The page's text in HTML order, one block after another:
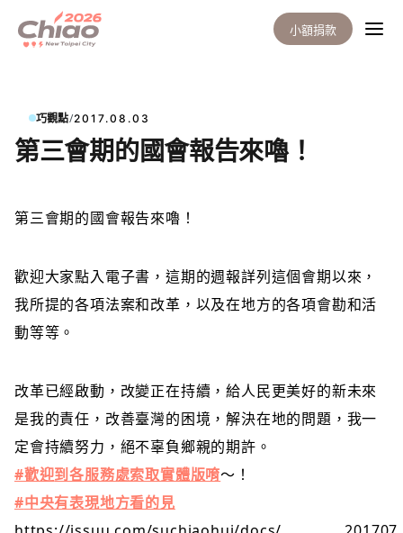
小額捐款
巧觀點/2017.08.03
第三會期的國會報告來嚕！
第三會期的國會報告來嚕！
歡迎大家點入電子書，這期的週報詳列這個會期以來，
我所提的各項法案和改革，以及在地方的各項會勘和活
動等等。
改革已經啟動，改變正在持續，給人民更美好的新未來
是我的責任，改善臺灣的困境，解決在地的問題，我一
定會持續努力，絕不辜負鄉親的期許。
#歡迎到各服務處索取實體版唷～！
#中央有表現地方看的見